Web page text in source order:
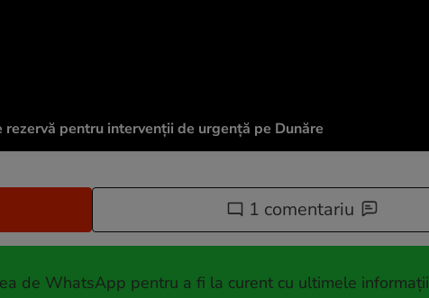
pentru intervenții de urgență pe Dunăre
1 comentariu
de WhatsApp pentru a fi la curent cu ultimele informații